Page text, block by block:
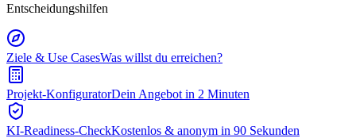
Entscheidungshilfen
Ziele & Use CasesWas willst du erreichen?
Projekt-KonfiguratorDein Angebot in 2 Minuten
KI-Readiness-CheckKostenlos & anonym in 90 Sekunden